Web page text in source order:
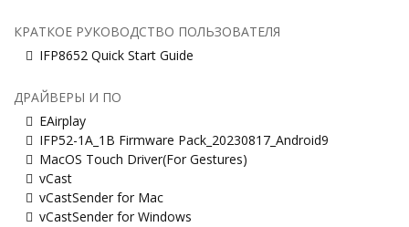
КРАТКОЕ РУКОВОДСТВО ПОЛЬЗОВАТЕЛЯ
IFP8652 Quick Start Guide
ДРАЙВЕРЫ И ПО
EAirplay
IFP52-1A_1B Firmware Pack_20230817_Android9
MacOS Touch Driver(For Gestures)
vCast
vCastSender for Mac
vCastSender for Windows